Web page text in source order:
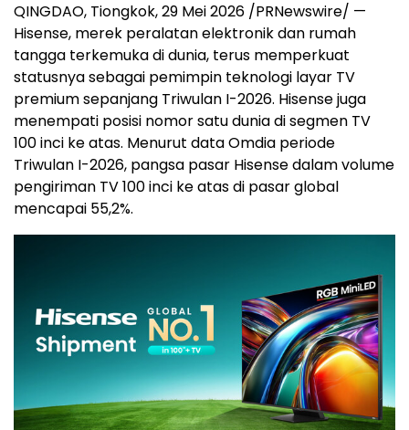
QINGDAO, Tiongkok, 29 Mei 2026 /PRNewswire/ —
Hisense, merek peralatan elektronik dan rumah
tangga terkemuka di dunia, terus memperkuat
statusnya sebagai pemimpin teknologi layar TV
premium sepanjang Triwulan I-2026. Hisense juga
menempati posisi nomor satu dunia di segmen TV
100 inci ke atas. Menurut data Omdia periode
Triwulan I-2026, pangsa pasar Hisense dalam volume
pengiriman TV 100 inci ke atas di pasar global
mencapai 55,2%.